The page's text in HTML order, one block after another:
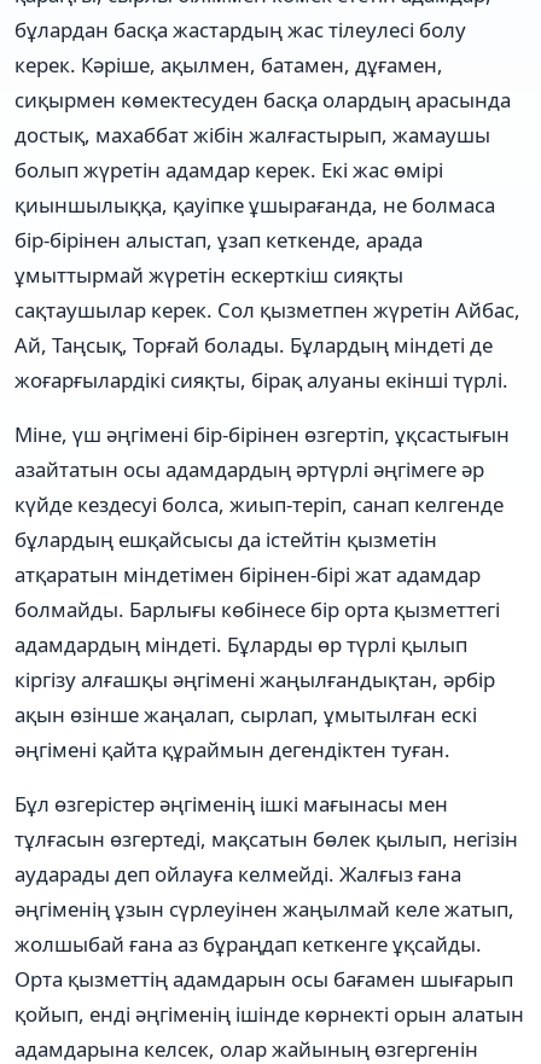
бұлардан басқа жастардың жас тілеулесі болу
керек. Кәріше, ақылмен, батамен, дұғамен,
сиқырмен көмектесуден басқа олардың арасында
достық, махаббат жібін жалғастырып, жамаушы
болып жүретін адамдар керек. Екі жас өмірі
қиыншылыққа, қауіпке ұшырағанда, не болмаса
бір-бірінен алыстап, ұзап кеткенде, арада
ұмыттырмай жүретін ескерткіш сияқты
сақтаушылар керек. Сол қызметпен жүретін Айбас,
Ай, Таңсық, Торғай болады. Бұлардың міндеті де
жоғарғылардікі сияқты, бірақ алуаны екінші түрлі.
Міне, үш әңгімені бір-бірінен өзгертіп, ұқсастығын
азайтатын осы адамдардың әртүрлі әңгімеге әр
күйде кездесуі болса, жиып-теріп, санап келгенде
бұлардың ешқайсысы да істейтін қызметін
атқаратын міндетімен бірінен-бірі жат адамдар
болмайды. Барлығы көбінесе бір орта қызметтегі
адамдардың міндеті. Бұларды өр түрлі қылып
кіргізу алғашқы әңгімені жаңылғандықтан, әрбір
ақын өзінше жаңалап, сырлап, ұмытылған ескі
әңгімені қайта құраймын дегендіктен туған.
Бұл өзгерістер әңгіменің ішкі мағынасы мен
тұлғасын өзгертеді, мақсатын бөлек қылып, негізін
аударады деп ойлауға келмейді. Жалғыз ғана
әңгіменің ұзын сүрлеуінен жаңылмай келе жатып,
жолшыбай ғана аз бұраңдап кеткенге ұқсайды.
Орта қызметтің адамдарын осы бағамен шығарып
қойып, енді әңгіменің ішінде көрнекті орын алатын
адамдарына келсек, олар жайының өзгергенін